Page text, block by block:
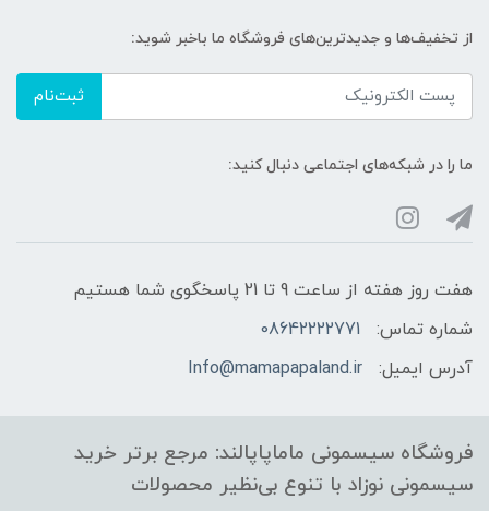
از تخفیف‌ها و جدیدترین‌های فروشگاه ما باخبر شوید:
ثبت‌نام
ما را در شبکه‌های اجتماعی دنبال کنید:
هفت روز هفته از ساعت 9 تا 21 پاسخگوی شما هستیم
شماره تماس:
08642222771
آدرس ایمیل:
Info@mamapapaland.ir
فروشگاه سیسمونی ماماپاپالند: مرجع برتر خرید
سیسمونی نوزاد با تنوع بی‌نظیر محصولات